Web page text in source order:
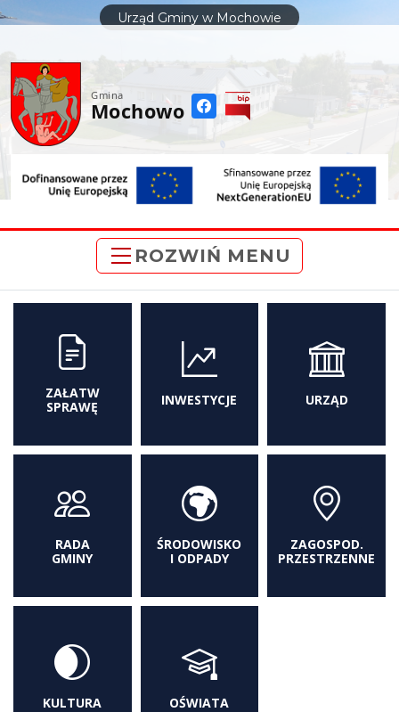
treści
Urząd Gminy w Mochowie
Gmina
Mochowo
ROZWIŃ MENU
ZAŁATW
SPRAWĘ
INWESTYCJE URZĄD
RADA
GMINY
ŚRODOWISKO
I ODPADY
ZAGOSPOD.
PRZESTRZENNE
KULTURA OŚWIATA